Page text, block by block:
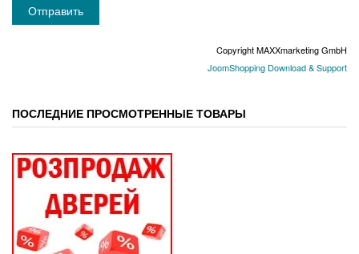
Copyright MAXXmarketing GmbH
JoomShopping Download & Support
ПОСЛЕДНИЕ ПРОСМОТРЕННЫЕ ТОВАРЫ